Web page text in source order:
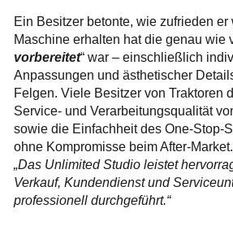
Ein Besitzer betonte, wie zufrieden er
Maschine erhalten hat die genau wie
vorbereitet“ war – einschließlich
Anpassungen und ästhetischer
Felgen. Viele Besitzer von Traktoren
Service- und Verarbeitungsqualität
sowie die Einfachheit des One-Stop-
ohne Kompromisse beim After-
„Das Unlimited Studio leistet
Verkauf, Kundendienst und
professionell durchgeführt.“